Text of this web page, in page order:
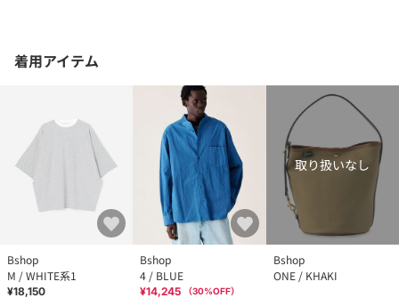
着用アイテム
Bshop
M / WHITE系1
¥18,150
Bshop
4 / BLUE
¥14,245 （30%OFF）
取り扱いなし
Bshop
ONE / KHAKI